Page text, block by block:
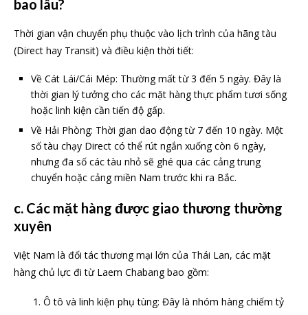
bao lâu?
Thời gian vận chuyển phụ thuộc vào lịch trình của hãng tàu
(Direct hay Transit) và điều kiện thời tiết:
Về Cát Lái/Cái Mép: Thường mất từ 3 đến 5 ngày. Đây là
thời gian lý tưởng cho các mặt hàng thực phẩm tươi sống
hoặc linh kiện cần tiến độ gấp.
Về Hải Phòng: Thời gian dao động từ 7 đến 10 ngày. Một
số tàu chạy Direct có thể rút ngắn xuống còn 6 ngày,
nhưng đa số các tàu nhỏ sẽ ghé qua các cảng trung
chuyển hoặc cảng miền Nam trước khi ra Bắc.
c. Các mặt hàng được giao thương thường
xuyên
Việt Nam là đối tác thương mại lớn của Thái Lan, các mặt
hàng chủ lực đi từ Laem Chabang bao gồm:
Ô tô và linh kiện phụ tùng: Đây là nhóm hàng chiếm tỷ